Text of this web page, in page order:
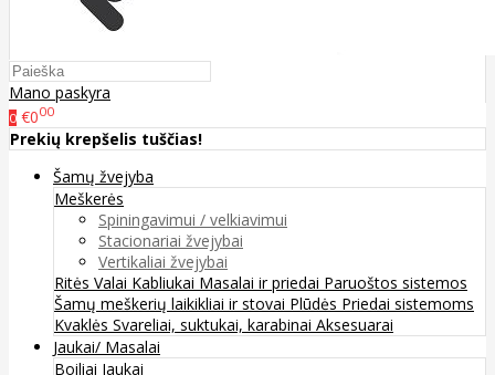
Mano paskyra
0 €000
Prekių krepšelis tuščias!
Šamų žvejyba
Meškerės
Spiningavimui / velkiavimui
Stacionariai žvejybai
Vertikaliai žvejybai
Ritės Valai Kabliukai Masalai ir priedai Paruoštos sistemos
Šamų meškerių laikikliai ir stovai Plūdės Priedai sistemoms
Kvaklės Svareliai, suktukai, karabinai Aksesuarai
Jaukai/ Masalai
Boiliai Jaukai